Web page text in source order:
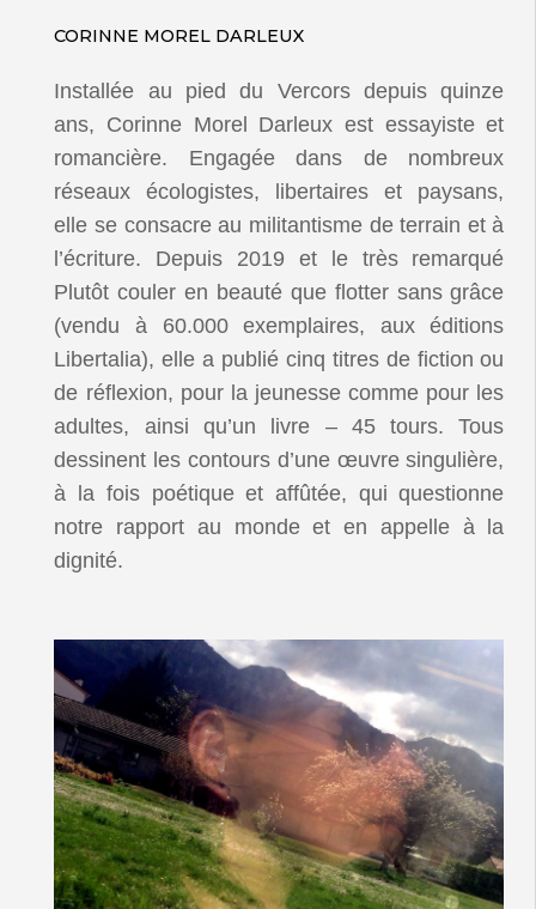
CORINNE MOREL DARLEUX
Installée au pied du Vercors depuis quinze
ans, Corinne Morel Darleux est essayiste et
romancière. Engagée dans de nombreux
réseaux écologistes, libertaires et paysans,
elle se consacre au militantisme de terrain et à
l’écriture. Depuis 2019 et le très remarqué
Plutôt couler en beauté que flotter sans grâce
(vendu à 60.000 exemplaires, aux éditions
Libertalia), elle a publié cinq titres de fiction ou
de réflexion, pour la jeunesse comme pour les
adultes, ainsi qu’un livre – 45 tours. Tous
dessinent les contours d’une œuvre singulière,
à la fois poétique et affûtée, qui questionne
notre rapport au monde et en appelle à la
dignité.